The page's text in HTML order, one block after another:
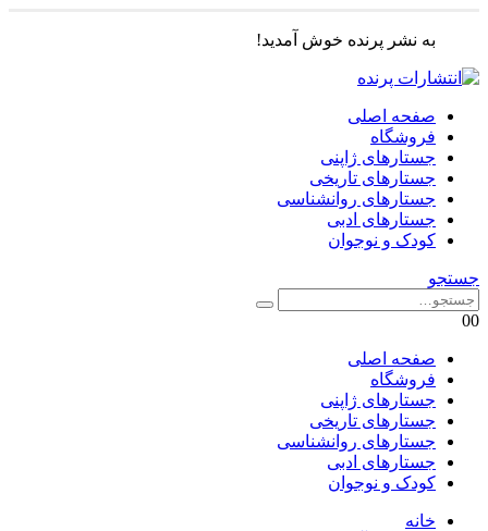
به نشر پرنده خوش آمدید!
صفحه اصلی
فروشگاه
جستارهای ژاپنی
جستارهای تاریخی
جستارهای روانشناسی
جستارهای ادبی
کودک و نوجوان
جستجو
00
صفحه اصلی
فروشگاه
جستارهای ژاپنی
جستارهای تاریخی
جستارهای روانشناسی
جستارهای ادبی
کودک و نوجوان
خانه